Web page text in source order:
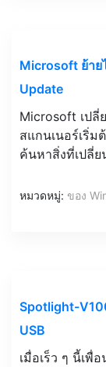
Microsoft ย้าย
Update
Microsoft เปลี่
สแกนเนอร์เริ่
ค้นหาสิ่งที่เปลี่
หมวดหมู่: ของ
Spotlight-
USB
เมื่อเร็ว ๆ นี้เ